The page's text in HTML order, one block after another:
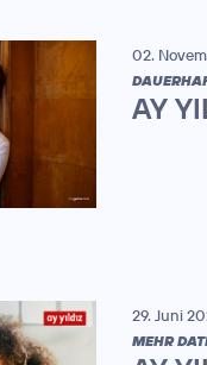
02.
AY
29. Juni
MEHR